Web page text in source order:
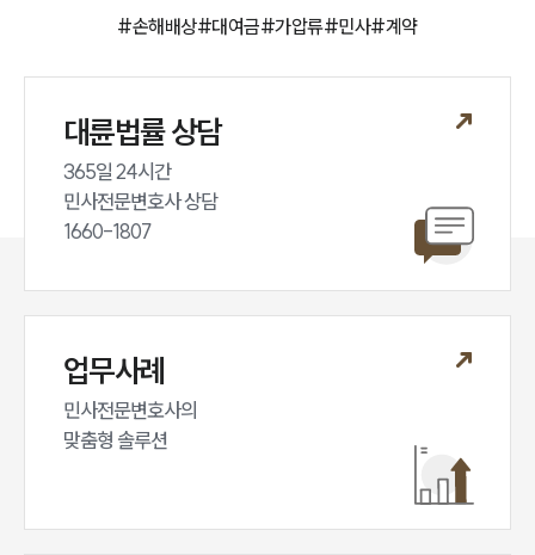
AI대륜
주요 업무사례
업무분야
손해배상 · 민사전문변호사
#손해배상#대여금#가압류#민사#계약
대륜법률 상담
365일 24시간
민사전문변호사 상담
1660-1807
업무사례
민사전문변호사의
맞춤형 솔루션